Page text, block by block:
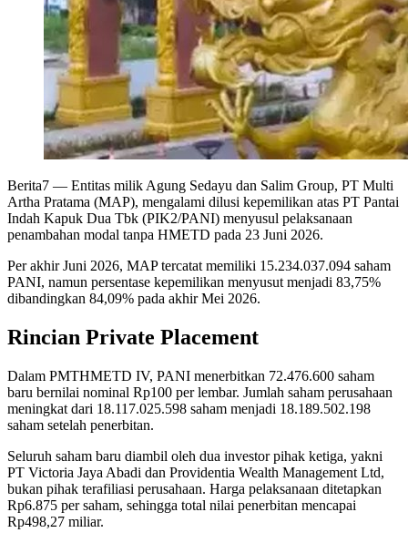
Berita7 — Entitas milik Agung Sedayu dan Salim Group, PT Multi
Artha Pratama (MAP), mengalami dilusi kepemilikan atas PT Pantai
Indah Kapuk Dua Tbk (PIK2/PANI) menyusul pelaksanaan
penambahan modal tanpa HMETD pada 23 Juni 2026.
Per akhir Juni 2026, MAP tercatat memiliki 15.234.037.094 saham
PANI, namun persentase kepemilikan menyusut menjadi 83,75%
dibandingkan 84,09% pada akhir Mei 2026.
Rincian Private Placement
Dalam PMTHMETD IV, PANI menerbitkan 72.476.600 saham
baru bernilai nominal Rp100 per lembar. Jumlah saham perusahaan
meningkat dari 18.117.025.598 saham menjadi 18.189.502.198
saham setelah penerbitan.
Seluruh saham baru diambil oleh dua investor pihak ketiga, yakni
PT Victoria Jaya Abadi dan Providentia Wealth Management Ltd,
bukan pihak terafiliasi perusahaan. Harga pelaksanaan ditetapkan
Rp6.875 per saham, sehingga total nilai penerbitan mencapai
Rp498,27 miliar.